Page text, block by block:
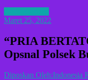
Maret 25, 2022
“PRIA
Opsnal Polsek
Diposkan Oleh:Indonesia